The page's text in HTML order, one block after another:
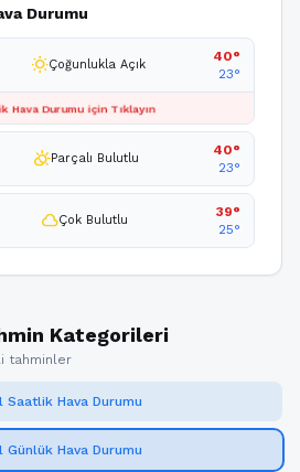
Durumu
wb_sunnyÇoğunlukla Açık
40°
23°
Hava Durumu için Tıklayın
partly_cloudy_dayParçalı Bulutlu
40°
23°
cloudÇok Bulutlu
39°
25°
Kategorileri
tahminler
Saatlik Hava Durumu
Günlük Hava Durumu